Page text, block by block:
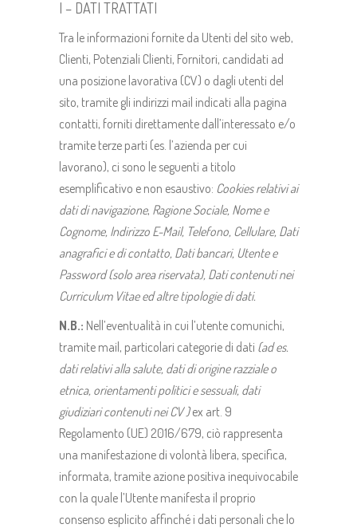
I – DATI TRATTATI
Tra le informazioni fornite da Utenti del sito web,
Clienti, Potenziali Clienti, Fornitori, candidati ad
una posizione lavorativa (CV) o dagli utenti del
sito, tramite gli indirizzi mail indicati alla pagina
contatti, forniti direttamente dall’interessato e/o
tramite terze parti (es. l’azienda per cui
lavorano), ci sono le seguenti a titolo
esemplificativo e non esaustivo: Cookies relativi ai
dati di navigazione, Ragione Sociale, Nome e
Cognome, Indirizzo E-Mail, Telefono, Cellulare, Dati
anagrafici e di contatto, Dati bancari, Utente e
Password (solo area riservata), Dati contenuti nei
Curriculum Vitae ed altre tipologie di dati.
N.B.: Nell’eventualità in cui l’utente comunichi,
tramite mail, particolari categorie di dati (ad es.
dati relativi alla salute, dati di origine razziale o
etnica, orientamenti politici e sessuali, dati
giudiziari contenuti nei CV )ex art. 9
Regolamento (UE) 2016/679, ciò rappresenta
una manifestazione di volontà libera, specifica,
informata, tramite azione positiva inequivocabile
con la quale l’Utente manifesta il proprio
consenso esplicito affinché i dati personali che lo